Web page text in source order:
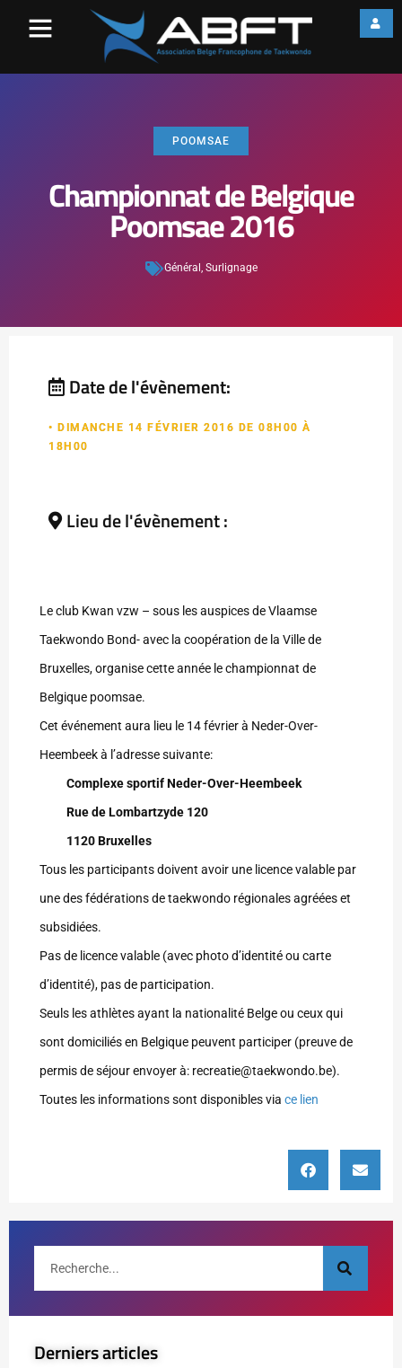
POOMSAE
Championnat de Belgique
Poomsae 2016
Général , Surlignage
Date de l'évènement:
• DIMANCHE 14 FÉVRIER 2016 DE 08H00 À
18H00
Lieu de l'évènement :
Le club Kwan vzw – sous les auspices de Vlaamse
Taekwondo Bond- avec la coopération de la Ville de
Bruxelles, organise cette année le championnat de
Belgique poomsae.
Cet événement aura lieu le 14 février à Neder-Over-
Heembeek à l’adresse suivante:
Complexe sportif Neder-Over-Heembeek
Rue de Lombartzyde 120
1120 Bruxelles
Tous les participants doivent avoir une licence valable par
une des fédérations de taekwondo régionales agréées et
subsidiées.
Pas de licence valable (avec photo d’identité ou carte
d’identité), pas de participation.
Seuls les athlètes ayant la nationalité Belge ou ceux qui
sont domiciliés en Belgique peuvent participer (preuve de
permis de séjour envoyer à: recreatie@taekwondo.be).
Toutes les informations sont disponibles via ce lien
Derniers articles